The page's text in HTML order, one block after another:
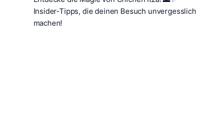
Insider-Tipps, die deinen Besuch unvergesslich
machen!